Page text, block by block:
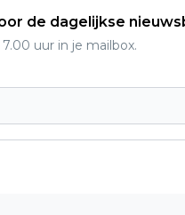
de dagelijkse
uur in je mailbox.